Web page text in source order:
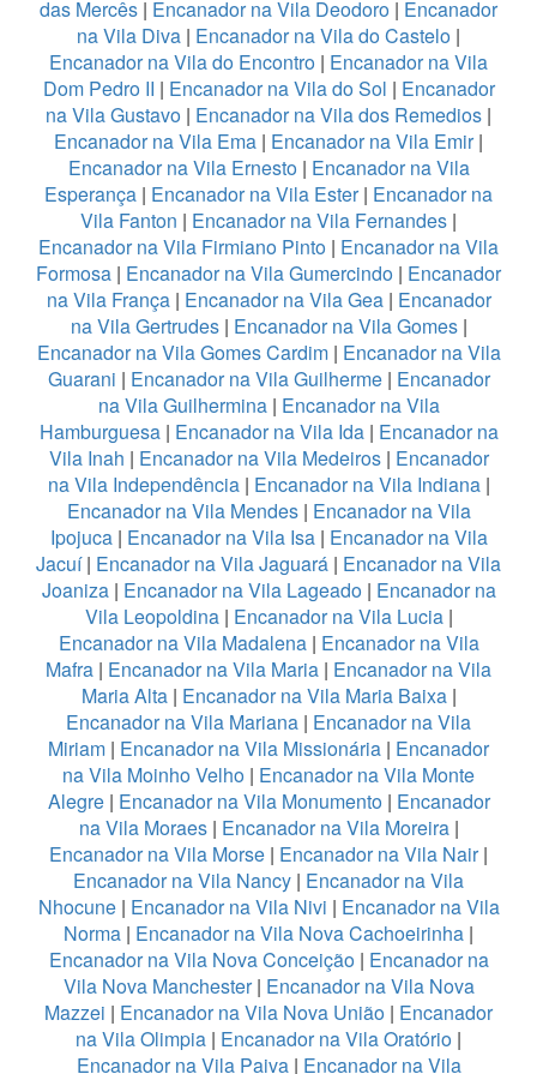
das Mercês | Encanador na Vila Deodoro | Encanador
na Vila Diva | Encanador na Vila do Castelo |
Encanador na Vila do Encontro | Encanador na Vila
Dom Pedro II | Encanador na Vila do Sol | Encanador
na Vila Gustavo | Encanador na Vila dos Remedios |
Encanador na Vila Ema | Encanador na Vila Emir|
Encanador na Vila Ernesto| Encanador na Vila
Esperança | Encanador na Vila Ester| Encanador na
Vila Fanton | Encanador na Vila Fernandes |
Encanador na Vila Firmiano Pinto | Encanador na Vila
Formosa | Encanador na Vila Gumercindo | Encanador
na Vila França| Encanador na Vila Gea| Encanador
na Vila Gertrudes| Encanador na Vila Gomes|
Encanador na Vila Gomes Cardim| Encanador na Vila
Guarani | Encanador na Vila Guilherme| Encanador
na Vila Guilhermina| Encanador na Vila
Hamburguesa| Encanador na Vila Ida| Encanador na
Vila Inah | Encanador na Vila Medeiros| Encanador
na Vila Independência| Encanador na Vila Indiana|
Encanador na Vila Mendes| Encanador na Vila
Ipojuca| Encanador na Vila Isa| Encanador na Vila
Jacuí| Encanador na Vila Jaguará | Encanador na Vila
Joaniza| Encanador na Vila Lageado| Encanador na
Vila Leopoldina| Encanador na Vila Lucia|
Encanador na Vila Madalena| Encanador na Vila
Mafra | Encanador na Vila Maria | Encanador na Vila
Maria Alta| Encanador na Vila Maria Baixa|
Encanador na Vila Mariana | Encanador na Vila
Miriam | Encanador na Vila Missionária | Encanador
na Vila Moinho Velho | Encanador na Vila Monte
Alegre| Encanador na Vila Monumento| Encanador
na Vila Moraes| Encanador na Vila Moreira|
Encanador na Vila Morse | Encanador na Vila Nair|
Encanador na Vila Nancy | Encanador na Vila
Nhocune| Encanador na Vila Nivi | Encanador na Vila
Norma | Encanador na Vila Nova Cachoeirinha |
Encanador na Vila Nova Conceição| Encanador na
Vila Nova Manchester| Encanador na Vila Nova
Mazzei | Encanador na Vila Nova União | Encanador
na Vila Olimpia | Encanador na Vila Oratório |
Encanador na Vila Paiva| Encanador na Vila